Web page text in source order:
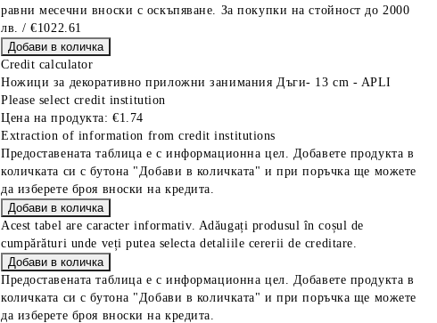
равни месечни вноски с оскъпяване. За покупки на стойност до 2000
лв. / €1022.61
Credit calculator
Ножици за декоративно приложни занимания Дъги- 13 cm - APLI
Please select credit institution
Цена на продукта: €1.74
Extraction of information from credit institutions
Предоставената таблица е с информационна цел. Добавете продукта в
количката си с бутона "Добави в количката" и при поръчка ще можете
да изберете броя вноски на кредита.
Acest tabel are caracter informativ. Adăugați produsul în coșul de
cumpărături unde veți putea selecta detaliile cererii de creditare.
Предоставената таблица е с информационна цел. Добавете продукта в
количката си с бутона "Добави в количката" и при поръчка ще можете
да изберете броя вноски на кредита.